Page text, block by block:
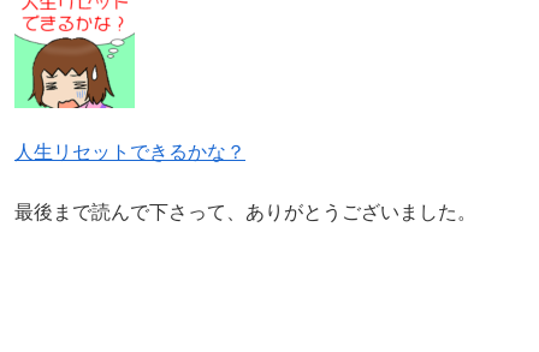
人生リセットできるかな？
最後まで読んで下さって、ありがとうございました。